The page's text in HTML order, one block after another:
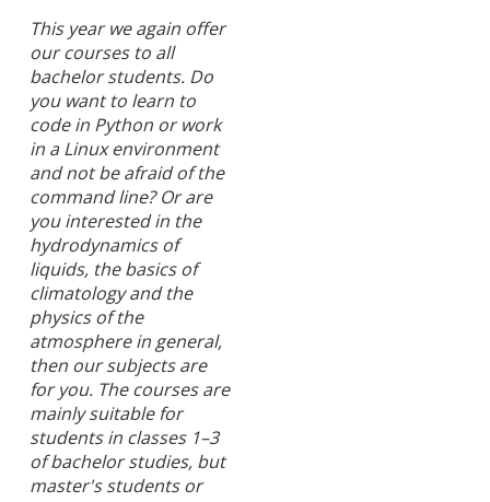
This year we again offer
our courses to all
bachelor students. Do
you want to learn to
code in Python or work
in a Linux environment
and not be afraid of the
command line? Or are
you interested in the
hydrodynamics of
liquids, the basics of
climatology and the
physics of the
atmosphere in general,
then our subjects are
for you. The courses are
mainly suitable for
students in classes 1–3
of bachelor studies, but
master's students or